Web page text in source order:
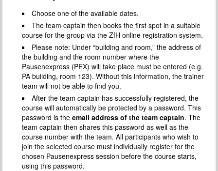
Choose one of the available dates.
The team captain then books the first spot in a suitable
course for the group via the ZfH online registration system.
Please note: Under “building and room,” the address of
the building and the room number where the
Pausenexpress (PEX) will take place must be entered (e.g.
PA building, room 123). Without this information, the trainer
team will not be able to find you.
After the team captain has successfully registered, the
course will automatically be protected by a password. This
password is the email address of the team captain. The
team captain then shares this password as well as the
course number with the team. All participants who wish to
join the selected course must individually register for the
chosen Pausenexpress session before the course starts,
using this password.